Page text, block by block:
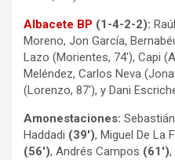
Albacete BP (1-4-2-2):
Moreno, Jon García,
Lazo (Morientes, 74′), Capi
Meléndez, Carlos Neva
(Lorenzo, 87′), y Dani
Amonestaciones:
Haddadi (39′), Miguel De La
(56′), Andrés Campos (61′),